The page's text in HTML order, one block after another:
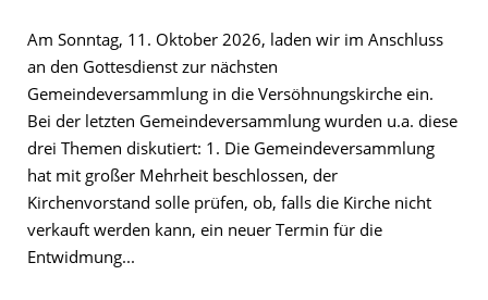
Am Sonntag, 11. Oktober 2026, laden wir im Anschluss
an den Gottesdienst zur nächsten
Gemeindeversammlung in die Versöhnungskirche ein.
Bei der letzten Gemeindeversammlung wurden u.a. diese
drei Themen diskutiert: 1. Die Gemeindeversammlung
hat mit großer Mehrheit beschlossen, der
Kirchenvorstand solle prüfen, ob, falls die Kirche nicht
verkauft werden kann, ein neuer Termin für die
Entwidmung...